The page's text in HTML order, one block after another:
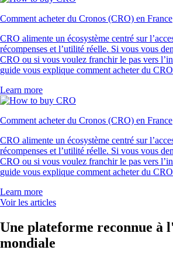
Comment acheter du Cronos (CRO) en France
CRO alimente un écosystème centré sur
récompenses et l’utilité réelle. Si vous vous
CRO ou si vous voulez franchir le pas vers
guide vous explique comment acheter du
Learn more
Comment acheter du Cronos (CRO) en France
CRO alimente un écosystème centré sur
récompenses et l’utilité réelle. Si vous vous
CRO ou si vous voulez franchir le pas vers
guide vous explique comment acheter du
Learn more
Voir les articles
Une plateforme reconnue à
mondiale